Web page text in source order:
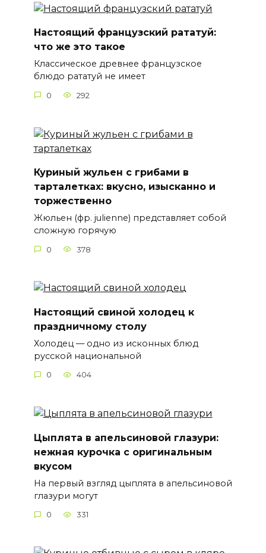
Настоящий французский рататуй:
что же это такое
Классическое древнее французское
блюдо рататуй не имеет
0 292
Куриный жульен с грибами в
тарталетках: вкусно, изысканно и
торжественно
Жюльен (фр. julienne) представляет собой
сложную горячую
0 378
Настоящий свиной холодец к
праздничному столу
Холодец — одно из исконных блюд
русской национальной
0 404
Цыплята в апельсиновой глазури:
нежная курочка с оригинальным
вкусом
На первый взгляд цыплята в апельсиновой
глазури могут
0 331